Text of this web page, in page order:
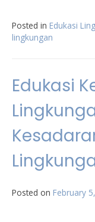
Posted in Edukasi
lingkungan
Edukasi
Posted on February